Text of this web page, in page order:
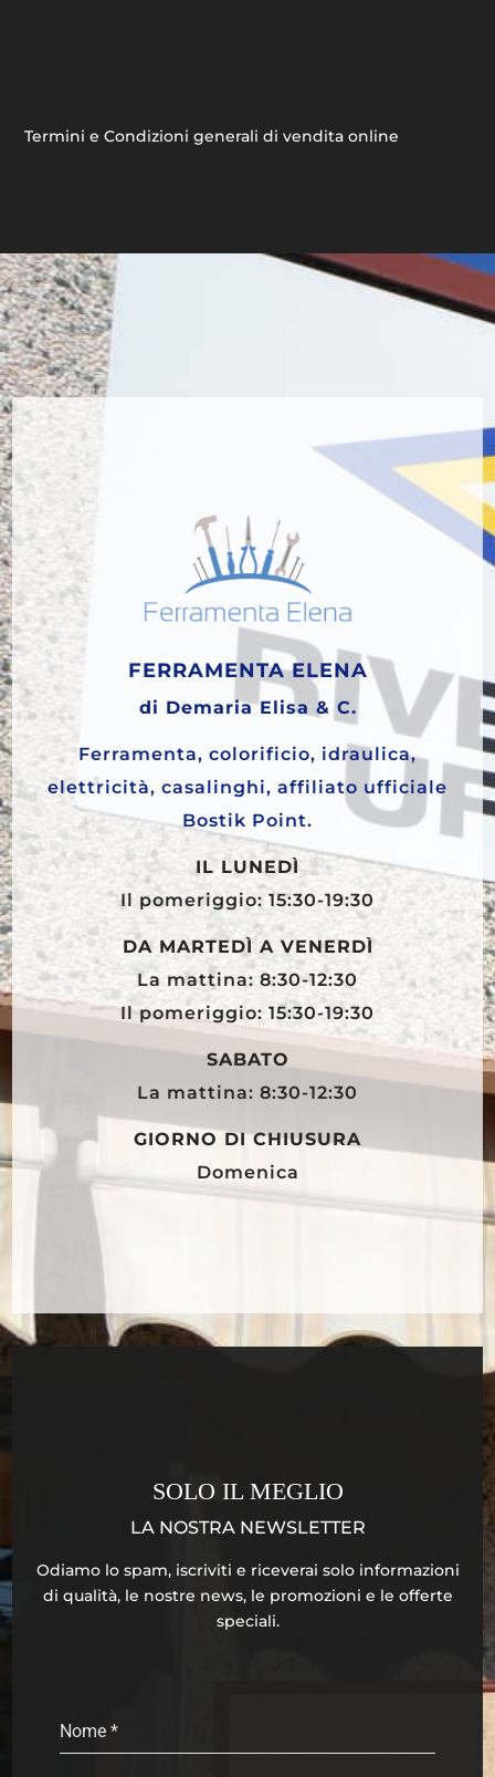
Termini e Condizioni generali di vendita online
FERRAMENTA ELENA
di Demaria Elisa & C.
Ferramenta, colorificio, idraulica,
elettricità, casalinghi, affiliato ufficiale
Bostik Point.
IL LUNEDÌ
Il pomeriggio: 15:30-19:30
DA MARTEDÌ A VENERDÌ
La mattina: 8:30-12:30
Il pomeriggio: 15:30-19:30
SABATO
La mattina: 8:30-12:30
GIORNO DI CHIUSURA
Domenica
SOLO IL MEGLIO
LA NOSTRA NEWSLETTER
Odiamo lo spam, iscriviti e riceverai solo informazioni
di qualità, le nostre news, le promozioni e le offerte
speciali.
Nome*